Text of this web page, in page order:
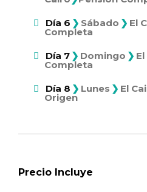
Día 6 ❯ Sábado ❯ El
Completa
Día 7 ❯ Domingo ❯
Completa
Día 8 ❯ Lunes ❯ El
Origen
Precio Incluye